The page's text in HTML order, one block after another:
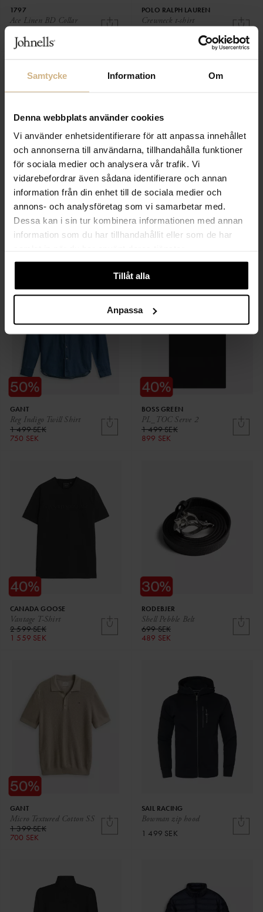
Samtycke Information Om
Denna webbplats använder cookies
Vi använder enhetsidentifierare för att anpassa innehållet
och annonserna till användarna, tillhandahålla funktioner
för sociala medier och analysera vår trafik. Vi
vidarebefordrar även sådana identifierare och annan
information från din enhet till de sociala medier och
annons- och analysföretag som vi samarbetar med.
Dessa kan i sin tur kombinera informationen med annan
information som du har tillhandahållit eller som de har
Tillåt alla
Anpassa
Ace Linen BD Collar
1797
1 299 SEK
650 SEK
Crewneck t-shirt
POLO RALPH LAUREN
1 099 SEK
Daphne Dress
TWIST&TANGO
3 499 SEK
2 099 SEK
Ivy Clutch
BY MALENE BIRGER
1 099 SEK
Reg Indigo Twill Shirt
GANT
1 499 SEK
750 SEK
PL_TOC Serve 2
BOSS GREEN
1 499 SEK
899 SEK
Vantage T-Shirt
CANADA GOOSE
2 599 SEK
1 559 SEK
Shell Pebble Belt
RODEBJER
699 SEK
489 SEK
Micro Textured Cotton SS
GANT
1 399 SEK
700 SEK
Bowman zip hood
SAIL RACING
1 499 SEK